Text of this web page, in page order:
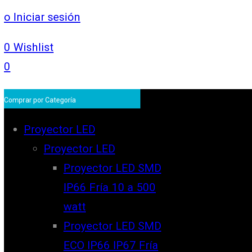
o Iniciar sesión
0 Wishlist
0
Comprar por Categoría
Proyector LED
Proyector LED
Proyector LED SMD
IP66 Fría 10 a 500
watt
Proyector LED SMD
ECO IP66 IP67 Fría